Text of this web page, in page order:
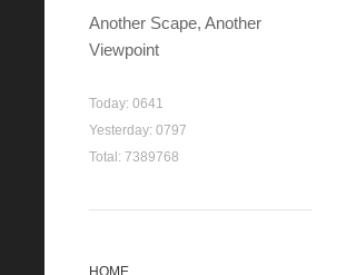
Another Scape, Another
Viewpoint
Today: 0641
Yesterday: 0797
Total: 7389768
HOME